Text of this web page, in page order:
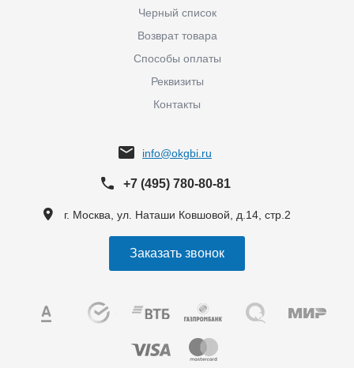
Черный список
Возврат товара
Способы оплаты
Реквизиты
Контакты
info@okgbi.ru
+7 (495) 780-80-81
г. Москва, ул. Наташи Ковшовой, д.14, стр.2
Заказать звонок